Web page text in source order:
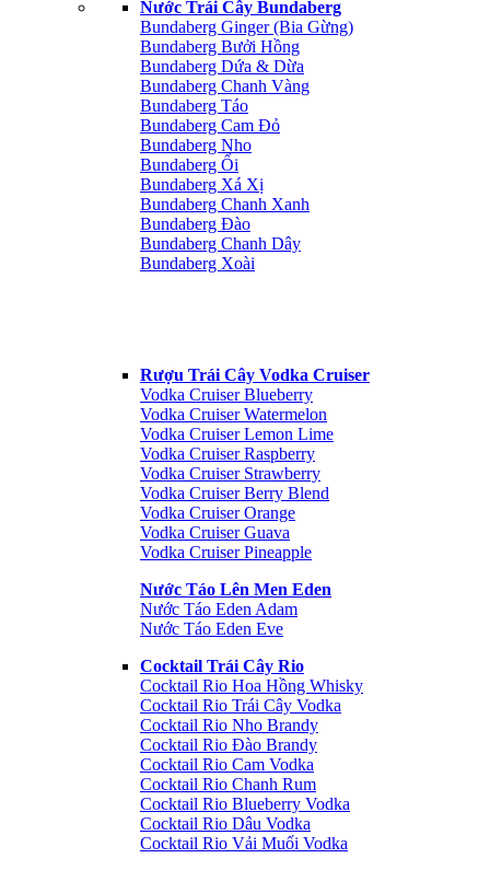
Nước Trái Cây Bundaberg
Bundaberg Ginger (Bia Gừng)
Bundaberg Bưởi Hồng
Bundaberg Dứa & Dừa
Bundaberg Chanh Vàng
Bundaberg Táo
Bundaberg Cam Đỏ
Bundaberg Nho
Bundaberg Ổi
Bundaberg Xá Xị
Bundaberg Chanh Xanh
Bundaberg Đào
Bundaberg Chanh Dây
Bundaberg Xoài
Rượu Trái Cây Vodka Cruiser
Vodka Cruiser Blueberry
Vodka Cruiser Watermelon
Vodka Cruiser Lemon Lime
Vodka Cruiser Raspberry
Vodka Cruiser Strawberry
Vodka Cruiser Berry Blend
Vodka Cruiser Orange
Vodka Cruiser Guava
Vodka Cruiser Pineapple
Nước Táo Lên Men Eden
Nước Táo Eden Adam
Nước Táo Eden Eve
Cocktail Trái Cây Rio
Cocktail Rio Hoa Hồng Whisky
Cocktail Rio Trái Cây Vodka
Cocktail Rio Nho Brandy
Cocktail Rio Đào Brandy
Cocktail Rio Cam Vodka
Cocktail Rio Chanh Rum
Cocktail Rio Blueberry Vodka
Cocktail Rio Dâu Vodka
Cocktail Rio Vải Muối Vodka